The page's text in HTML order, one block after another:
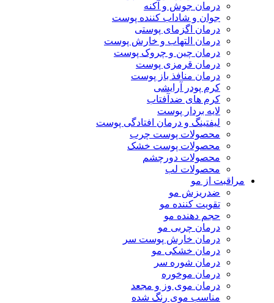
درمان جوش و آکنه
جوان و شاداب کننده پوست
درمان اگزمای پوستی
درمان التهاب و خارش پوست
درمان چین و چروک پوست
درمان قرمزی پوست
درمان منافذ باز پوست
کرم پودر آرایشی
کرم های ضدآفتاب
لایه بردار پوست
لیفتینگ و درمان افتادگی پوست
محصولات پوست چرب
محصولات پوست خشک
محصولات دورچشم
محصولات لب
مراقبت از مو
ضدریزش مو
تقویت کننده مو
حجم دهنده مو
درمان چربی مو
درمان خارش پوست سر
درمان خشکی مو
درمان شوره سر
درمان موخوره
درمان موی وز و مجعد
مناسب موی رنگ شده